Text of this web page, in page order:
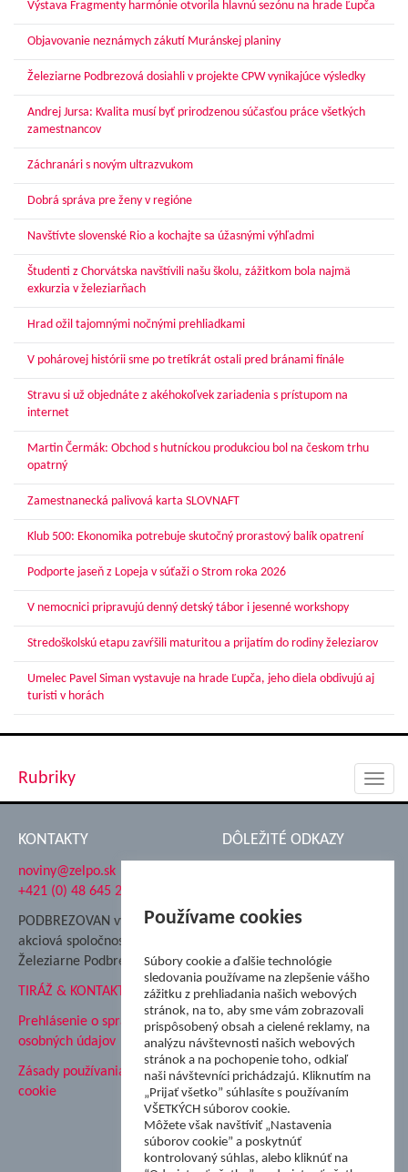
Výstava Fragmenty harmónie otvorila hlavnú sezónu na hrade Ľupča
Objavovanie neznámych zákutí Muránskej planiny
Železiarne Podbrezová dosiahli v projekte CPW vynikajúce výsledky
Andrej Jursa: Kvalita musí byť prirodzenou súčasťou práce všetkých
zamestnancov
Záchranári s novým ultrazvukom
Dobrá správa pre ženy v regióne
Navštívte slovenské Rio a kochajte sa úžasnými výhľadmi
Študenti z Chorvátska navštívili našu školu, zážitkom bola najmä
exkurzia v železiarňach
Hrad ožil tajomnými nočnými prehliadkami
V pohárovej histórii sme po tretíkrát ostali pred bránami finále
Stravu si už objednáte z akéhokoľvek zariadenia s prístupom na
internet
Martin Čermák: Obchod s hutníckou produkciou bol na českom trhu
opatrný
Zamestnanecká palivová karta SLOVNAFT
Klub 500: Ekonomika potrebuje skutočný prorastový balík opatrení
Podporte jaseň z Lopeja v súťaži o Strom roka 2026
V nemocnici pripravujú denný detský tábor i jesenné workshopy
Stredoškolskú etapu zavŕšili maturitou a prijatím do rodiny železiarov
Umelec Pavel Siman vystavuje na hrade Ľupča, jeho diela obdivujú aj
turisti v horách
Rubriky
KONTAKTY
noviny@zelpo.sk
+421 (0) 48 645 2711
PODBREZOVAN vydáva
akciová spoločnosť
Železiarne Podbrezová
TIRÁŽ & KONTAKT
Prehlásenie o spracovaní
osobných údajov
Zásady používania súborov
cookie
DÔLEŽITÉ ODKAZY
Nadácia Železiarne
ŽP Informatika s.r.o.
ŠK Železiarne Podbrezová
Tále a.s.
Používame cookies
Súbory cookie a ďalšie technológie
sledovania používame na zlepšenie vášho
zážitku z prehliadania našich webových
stránok, na to, aby sme vám zobrazovali
prispôsobený obsah a cielené reklamy, na
analýzu návštevnosti našich webových
stránok a na pochopenie toho, odkiaľ
naši návštevníci prichádzajú. Kliknutím na
„Prijať všetko” súhlasíte s používaním
VŠETKÝCH súborov cookie.
Môžete však navštíviť „Nastavenia
súborov cookie” a poskytnúť
kontrolovaný súhlas, alebo kliknúť na